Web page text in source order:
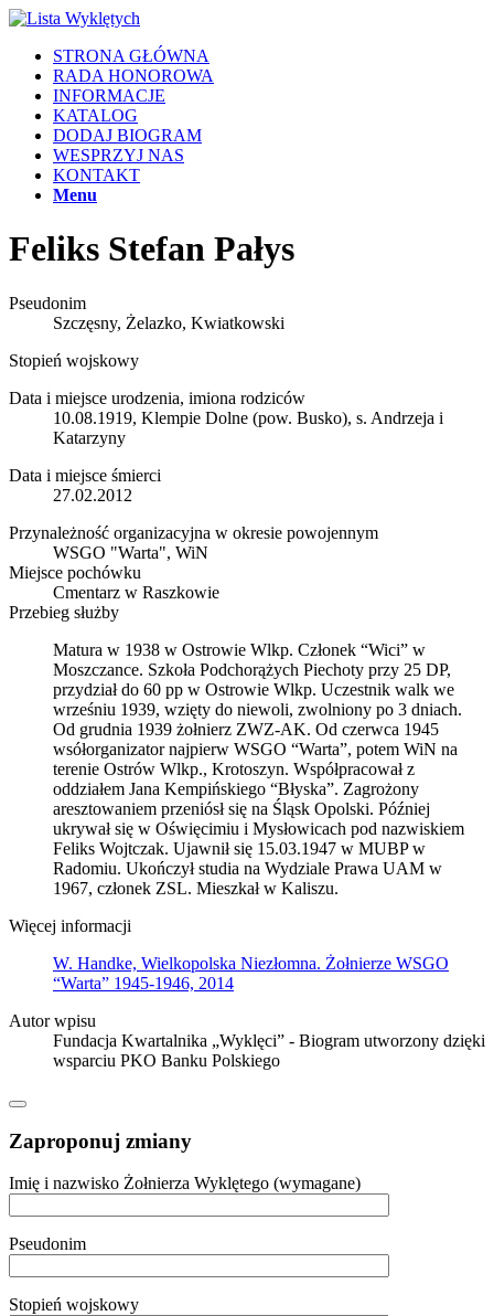
STRONA GŁÓWNA
RADA HONOROWA
INFORMACJE
KATALOG
DODAJ BIOGRAM
WESPRZYJ NAS
KONTAKT
Menu
Feliks Stefan Pałys
Pseudonim
Szczęsny, Żelazko, Kwiatkowski
Stopień wojskowy
Data i miejsce urodzenia, imiona rodziców
10.08.1919, Klempie Dolne (pow. Busko), s. Andrzeja i
Katarzyny
Data i miejsce śmierci
27.02.2012
Przynależność organizacyjna w okresie powojennym
WSGO "Warta", WiN
Miejsce pochówku
Cmentarz w Raszkowie
Przebieg służby
Matura w 1938 w Ostrowie Wlkp. Członek “Wici” w
Moszczance. Szkoła Podchorążych Piechoty przy 25 DP,
przydział do 60 pp w Ostrowie Wlkp. Uczestnik walk we
wrześniu 1939, wzięty do niewoli, zwolniony po 3 dniach.
Od grudnia 1939 żołnierz ZWZ-AK. Od czerwca 1945
wsółorganizator najpierw WSGO “Warta”, potem WiN na
terenie Ostrów Wlkp., Krotoszyn. Współpracował z
oddziałem Jana Kempińskiego “Błyska”. Zagrożony
aresztowaniem przeniósł się na Śląsk Opolski. Później
ukrywał się w Oświęcimiu i Mysłowicach pod nazwiskiem
Feliks Wojtczak. Ujawnił się 15.03.1947 w MUBP w
Radomiu. Ukończył studia na Wydziale Prawa UAM w
1967, członek ZSL. Mieszkał w Kaliszu.
Więcej informacji
W. Handke, Wielkopolska Niezłomna. Żołnierze WSGO
“Warta” 1945-1946, 2014
Autor wpisu
Fundacja Kwartalnika „Wyklęci” - Biogram utworzony dzięki
wsparciu PKO Banku Polskiego
Zaproponuj zmiany
Imię i nazwisko Żołnierza Wyklętego (wymagane)
Pseudonim
Stopień wojskowy